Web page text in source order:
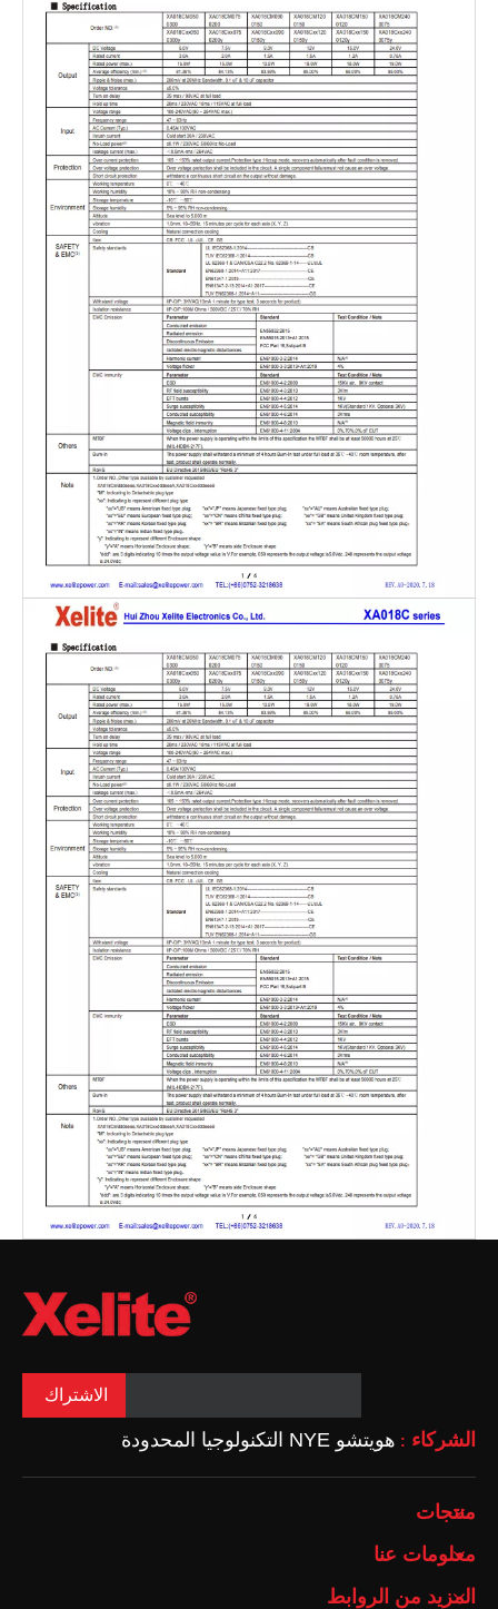
الاشتراك
الشركاء : هويتشو NYE التكنولوجيا المحدودة
منتجات
معلومات عنا
المزيد من الروابط